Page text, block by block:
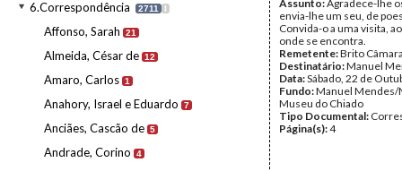
6.Correspondência 2711 I
Affonso, Sarah 21
Almeida, César de 12
Amaro, Carlos 1
Anahory, Israel e Eduardo 7
Anciães, Cascão de 5
Andrade, Corino 4
Assunto:Agradece-lhe
envia-lhe um seu, de
Convida-o a uma visita,
onde se encontra.
Remetente:Brito
Destinatário:Manuel
Data:Sábado, 22 de
Fundo:Manuel Mendes/
Museu do Chiado
Tipo Documental:
Página(s):4